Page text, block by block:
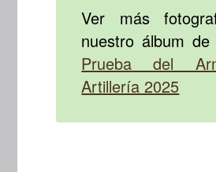
Ver más
nuestro álbum
Prueba del
Artillería 2025